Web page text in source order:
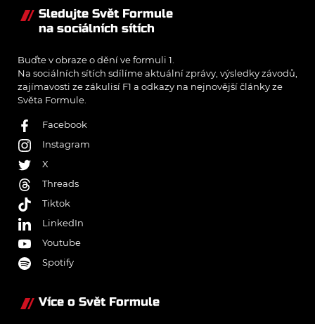
Sledujte Svět Formule
na sociálních sítích
Buďte v obraze o dění ve formuli 1.
Na sociálních sítích sdílíme aktuální zprávy, výsledky závodů,
zajímavosti ze zákulisí F1 a odkazy na nejnovější články ze
Světa Formule.
Facebook
Instagram
X
Threads
Tiktok
LinkedIn
Youtube
Spotify
Více o Svět Formule